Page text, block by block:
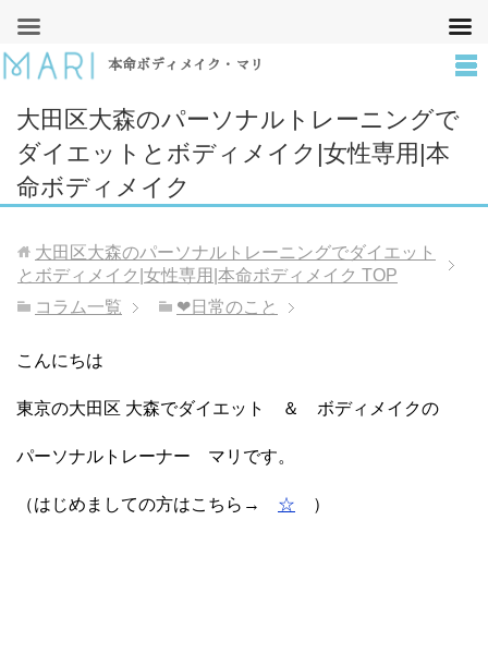
本命ボディメイク・マリ
大田区大森のパーソナルトレーニングで
ダイエットとボディメイク|女性専用|本
命ボディメイク
大田区大森のパーソナルトレーニングでダイエット
とボディメイク|女性専用|本命ボディメイク TOP
コラム一覧
❤︎日常のこと
こんにちは
東京の大田区 大森でダイエット ＆ ボディメイクの
パーソナルトレーナー マリです。
（はじめましての方はこちら→ ☆ ）